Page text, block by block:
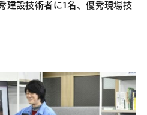
建設技術者に1名、優秀現場技